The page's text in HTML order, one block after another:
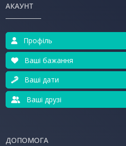
АКАУНТ
Профіль
Ваші бажання
Ваші дати
Ваші друзі
ДОПОМОГА